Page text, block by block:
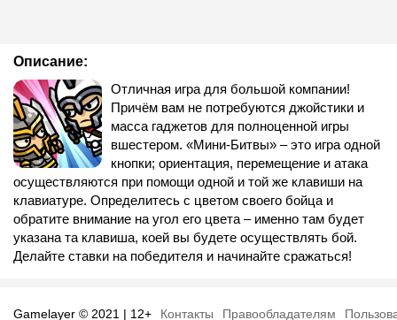
Описание:
Отличная игра для большой компании!
Причём вам не потребуются джойстики и
масса гаджетов для полноценной игры
вшестером. «Мини-Битвы» – это игра одной
кнопки; ориентация, перемещение и атака
осуществляются при помощи одной и той же клавиши на
клавиатуре. Определитесь с цветом своего бойца и
обратите внимание на угол его цвета – именно там будет
указана та клавиша, коей вы будете осуществлять бой.
Делайте ставки на победителя и начинайте сражаться!
Gamelayer © 2021 | 12+ Контакты Правообладателям